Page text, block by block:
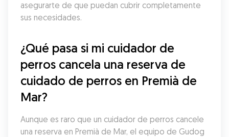
asegurarte de que puedan cubrir completamente
sus necesidades.
¿Qué pasa si mi cuidador de
perros cancela una reserva de
cuidado de perros en Premià de
Mar?
Aunque es raro que un cuidador de perros cancele
una reserva en Premià de Mar, el equipo de Gudog